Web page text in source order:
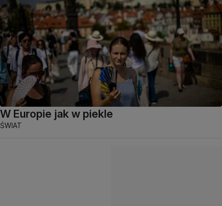
W Europie jak w piekle
ŚWIAT